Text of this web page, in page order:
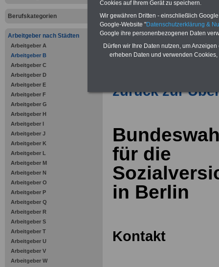
Berufskategorien
Arbeitgeber nach Städten
Arbeitgeber A
Arbeitgeber B
Arbeitgeber C
Arbeitgeber D
Arbeitgeber E
Arbeitgeber F
Arbeitgeber G
Arbeitgeber H
Arbeitgeber I
Arbeitgeber J
Arbeitgeber K
Arbeitgeber L
Arbeitgeber M
Arbeitgeber N
Arbeitgeber O
Arbeitgeber P
Arbeitgeber Q
Arbeitgeber R
Arbeitgeber S
Arbeitgeber T
Arbeitgeber U
Arbeitgeber V
Arbeitgeber W
Online-Vergleich Gesetzliche
Krankenkassen-
Zahnzusatzversicherung -
Vorteile der Privaten
Krankenversicherung
zurück zur
für die
in Berlin
Kontakt
Cookies auf Ihrem Gerät zu speichern.
Wir gewähren Dritten - einschließlich
Google-Website "Datenschutzerklärung &
Google ihre personenbezogenen Daten
Dürfen wir Ihre Daten nutzen, um
erheben Daten und verwenden